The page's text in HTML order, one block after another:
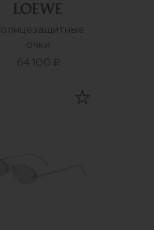
очки
64 100 ₽